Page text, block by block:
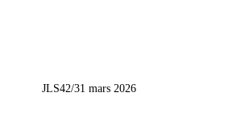
JLS42/31 mars 2026